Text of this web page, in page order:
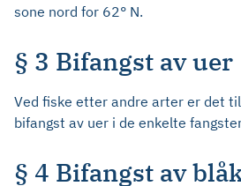
sone nord for 62° N.
§ 3 Bifangst av uer
Ved fiske etter andre arter er det
bifangst av uer i de enkelte
§ 4 Bifangst av